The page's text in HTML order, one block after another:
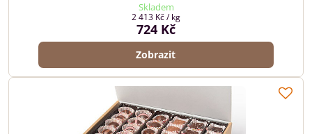
Skladem
724 Kč
2 413 Kč/ kg
Zobrazit